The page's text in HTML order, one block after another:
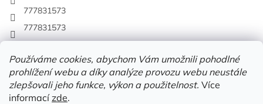
Používáme cookies, abychom Vám umožnili pohodlné
prohlížení webu a díky analýze provozu webu neustále
zlepšovali jeho funkce, výkon a použitelnost. Více
informacízde.
777831573
777831573